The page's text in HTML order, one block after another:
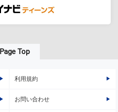
Page Top
利用規約
お問い合わせ